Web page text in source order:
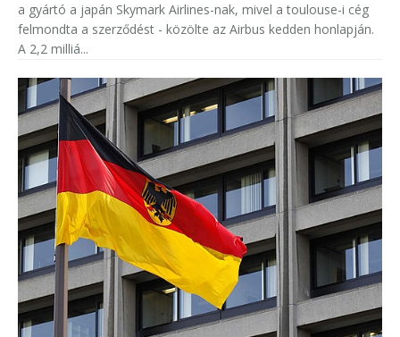
a gyártó a japán Skymark Airlines-nak, mivel a toulouse-i cég
felmondta a szerződést - közölte az Airbus kedden honlapján.
A 2,2 milliá...